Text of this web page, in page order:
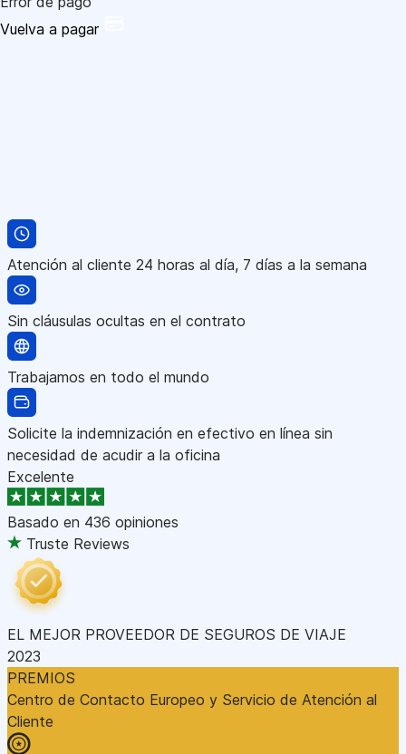
Vuelva a pagar
Atención al cliente 24 horas al día, 7 días a la semana
Sin cláusulas ocultas en el contrato
Trabajamos en todo el mundo
Solicite la indemnización en efectivo en línea sin
necesidad de acudir a la oficina
Excelente
Basado en 436 opiniones
Truste Reviews
EL MEJOR PROVEEDOR DE SEGUROS DE VIAJE
2023
PREMIOS
Centro de Contacto Europeo y Servicio de Atención al
Cliente